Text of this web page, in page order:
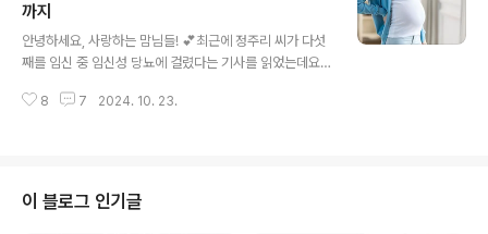
아이가 물 속에서 몸을 움직이는 것은 단순한 재미를 넘어
서, 신체의 모든 근육을 균형 있게 발달시키는 데 큰 도움을
줍니다. 특히 물의 저항을 이용해 움직이기 때문에, 전신 운
전문가들은 유아기에 전신 운동이 균형감각과 성장 발달에
까지
안녕하세요, 사랑하는 맘님들! 💕최근에 정주리 씨가 다섯
째를 임신 중 임신성 당뇨에 걸렸다는 기사를 읽었는데요,
었어요. 임신은 우리에게 큰 축복이지만, 새로운 도전과 걱
성 당뇨는 임신 중 처음으로 발견되거나 시작되는 당뇨병
을 말해요. 임신으로 인한 호르몬 변화로 인해 혈당 조절이
8 7 2024. 10. 23.
이 블로그 인기글